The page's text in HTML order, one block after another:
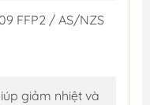
FFP2 / AS/NZS
giảm nhiệt và